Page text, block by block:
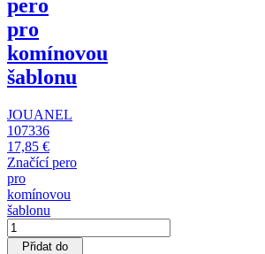
pero
pro
komínovou
šablonu
JOUANEL
107336
17,85 €
Značící pero
pro
komínovou
šablonu
Přidat do